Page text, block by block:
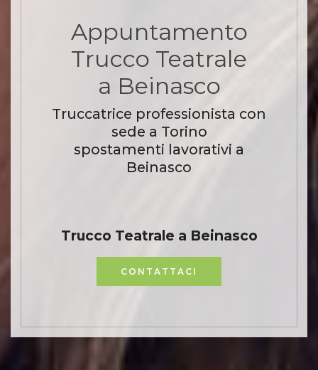
Appuntamento
Trucco Teatrale
a Beinasco
Truccatrice professionista con
sede a Torino
spostamenti lavorativi a
Beinasco
Trucco Teatrale a Beinasco
CONTATTACI